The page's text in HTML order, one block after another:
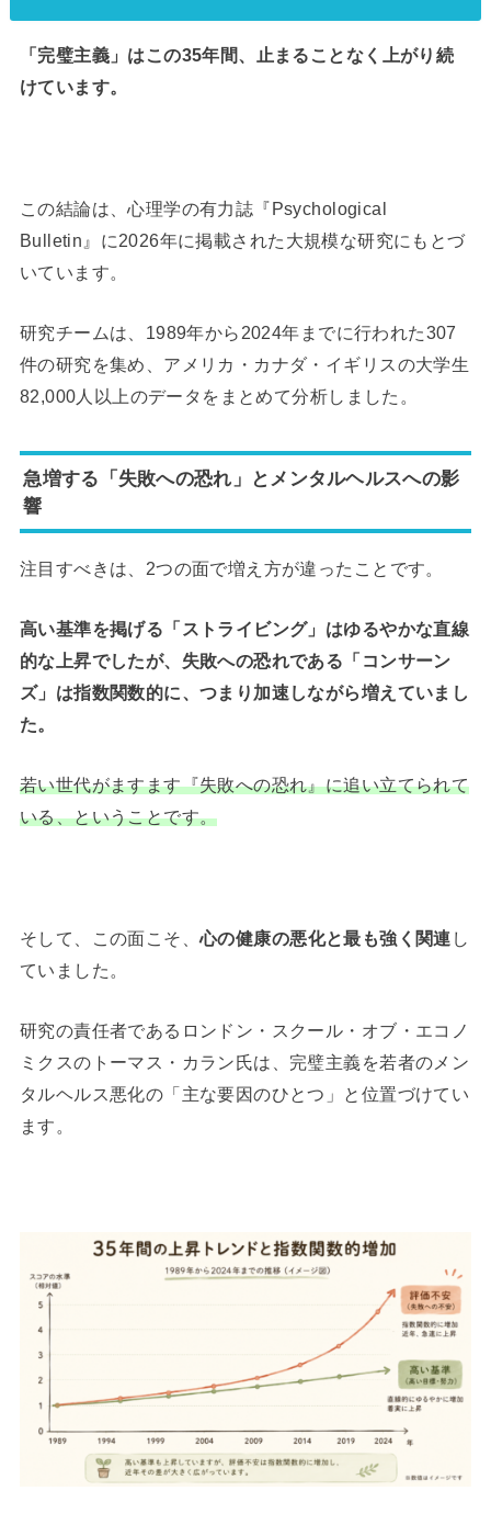
「完璧主義」はこの35年間、止まることなく上がり続
けています。
この結論は、心理学の有力誌『Psychological
Bulletin』に2026年に掲載された大規模な研究にもとづ
いています。
研究チームは、1989年から2024年までに行われた307
件の研究を集め、アメリカ・カナダ・イギリスの大学生
82,000人以上のデータをまとめて分析しました。
急増する「失敗への恐れ」とメンタルヘルスへの影
響
注目すべきは、2つの面で増え方が違ったことです。
高い基準を掲げる「ストライビング」はゆるやかな直線
的な上昇でしたが、失敗への恐れである「コンサーン
ズ」は指数関数的に、つまり加速しながら増えていまし
た。
若い世代がますます『失敗への恐れ』に追い立てられて
いる、ということです。
そして、この面こそ、心の健康の悪化と最も強く関連 し
ていました。
研究の責任者であるロンドン・スクール・オブ・エコノ
ミクスのトーマス・カラン氏は、完璧主義を若者のメン
タルヘルス悪化の「主な要因のひとつ」と位置づけてい
ます。